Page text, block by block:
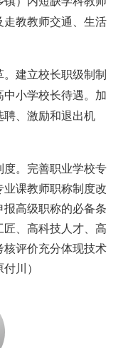
教教师交通、生活
建立校长职级制制
小学校长待遇。加
、激励和退出机
。完善职业学校专
课教师职称制度改
高级职称的必备条
、高科技人才、高
评价充分体现技术
川）